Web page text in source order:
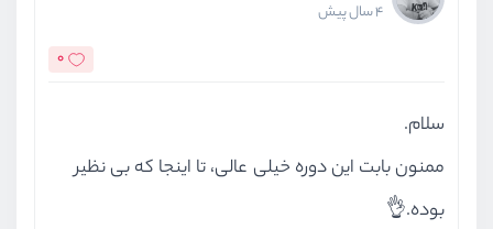
4 سال پیش
0
سلام.
ممنون بابت این دوره خیلی عالی، تا اینجا که بی نظیر
بوده.👌